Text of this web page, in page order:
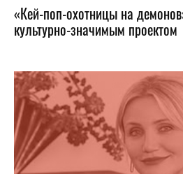
«Кей-поп-охотницы на
культурно-значимым проектом